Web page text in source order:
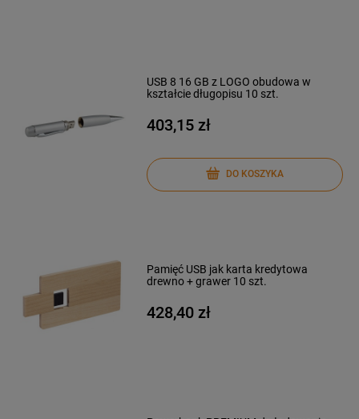
USB 8 16 GB z LOGO obudowa w
kształcie długopisu 10 szt.
403,15 zł
DO KOSZYKA
Pamięć USB jak karta kredytowa
drewno + grawer 10 szt.
428,40 zł